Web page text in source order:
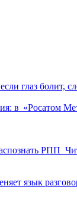
глаз болит,
в «Росатом
РПП
язык